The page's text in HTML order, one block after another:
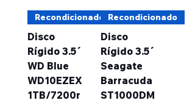
Recondicionado
Disco
Rígido 3.5´
WD Blue
WD10EZEX
1TB/7200r
Recondicionado
Disco
Rígido 3.5´
Seagate
Barracuda
ST1000DM